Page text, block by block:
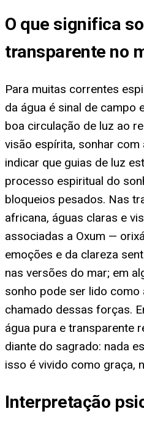
O que significa
transparente no
Para muitas correntes
da água é sinal de campo
boa circulação de luz ao
visão espírita, sonhar
indicar que guias de luz
processo espiritual do
bloqueios pesados. Nas
africana, águas claras e
associadas a Oxum —
emoções e da clareza
nas versões do mar; em
sonho pode ser lido como
chamado dessas forças.
água pura e transparente
diante do sagrado: nada
isso é vivido como graça,
Interpretação